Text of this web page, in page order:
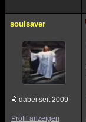
soulsaver
dabei seit 2009
Profil anzeigen